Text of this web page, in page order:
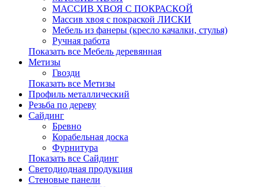
МАССИВ ХВОЯ С ПОКРАСКОЙ
Массив хвоя с покраской ЛИСКИ
Мебель из фанеры (кресло качалки, стулья)
Ручная работа
Показать все Мебель деревянная
Метизы
Гвозди
Показать все Метизы
Профиль металлический
Резьба по дереву
Сайдинг
Бревно
Корабельная доска
Фурнитура
Показать все Сайдинг
Светодиодная продукция
Стеновые панели